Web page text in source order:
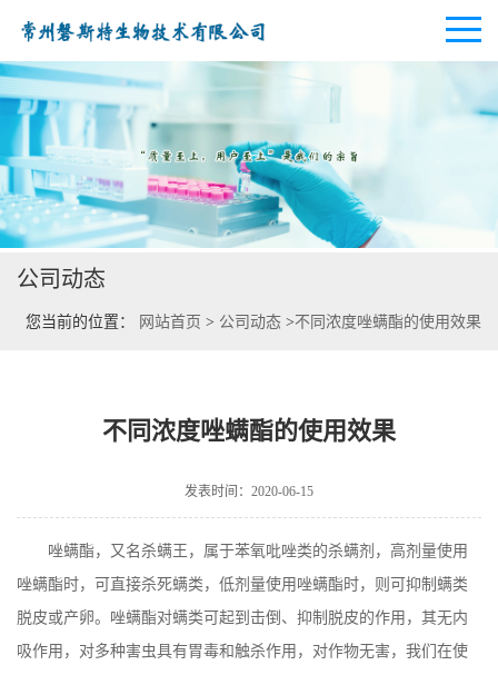
公司首页
公司介绍
公司动态
公司动态
您当前的位置： 网站首页 > 公司动态 >不同浓度唑螨酯的使用效果
不同浓度唑螨酯的使用效果
发表时间：2020-06-15
唑螨酯，又名杀螨王，属于苯氧吡唑类的杀螨剂，高剂量使用
唑螨酯时，可直接杀死螨类，低剂量使用唑螨酯时，则可抑制螨类
脱皮或产卵。唑螨酯对螨类可起到击倒、抑制脱皮的作用，其无内
吸作用，对多种害虫具有胃毒和触杀作用，对作物无害，我们在使